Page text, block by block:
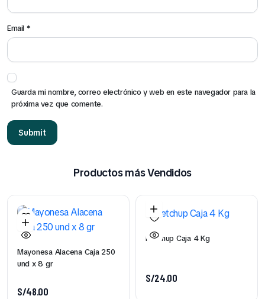
Email *
Guarda mi nombre, correo electrónico y web en este navegador para la
próxima vez que comente.
Productos más Vendidos
Mayonesa Alacena Caja 250
und x 8 gr
S/48.00
Ketchup Caja 4 Kg
S/24.00